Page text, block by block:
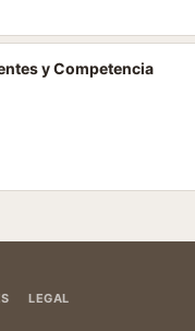
y Competencia
LEGAL